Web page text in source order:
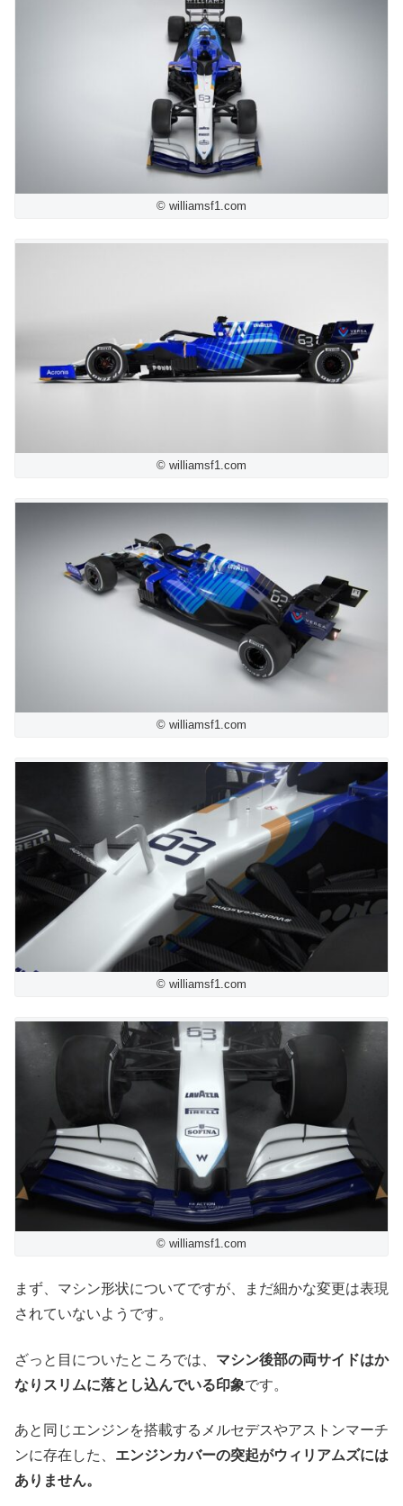
© williamsf1.com
© williamsf1.com
© williamsf1.com
© williamsf1.com
© williamsf1.com
まず、マシン形状についてですが、まだ細かな変更は表現
されていないようです。
ざっと目についたところでは、 マシン後部の両サイドはか
なりスリムに落とし込んでいる印象です。
あと同じエンジンを搭載するメルセデスやアストンマーチ
ンに存在した、 エンジンカバーの突起がウィリアムズには
ありません。